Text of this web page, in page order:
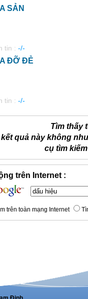
SẢN
tin : -/-
ĐỠ ĐẺ
tin : -/-
Tìm thấy
kết quả này không
cụ tìm
trên Internet :
trên toàn mạng Internet